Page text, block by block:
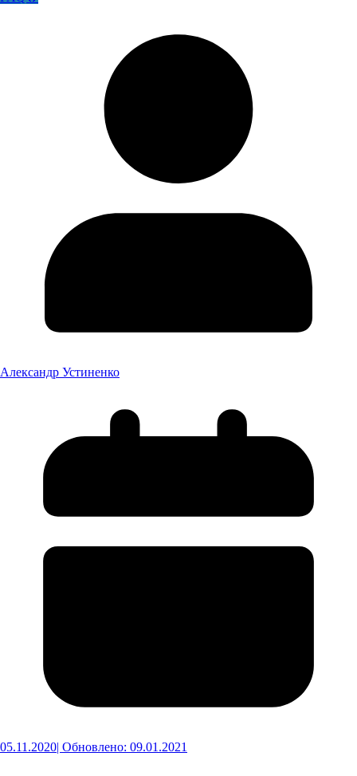
Александр Устиненко
05.11.2020| Обновлено: 09.01.2021